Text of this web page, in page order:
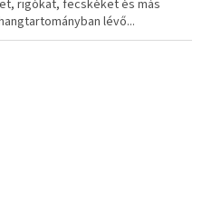
rigókat, fecskéket és más
lévő...